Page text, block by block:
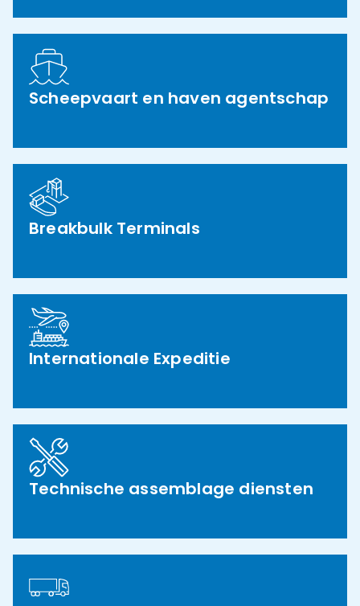
Scheepvaart en haven agentschap
Breakbulk Terminals
Internationale Expeditie
Technische assemblage diensten